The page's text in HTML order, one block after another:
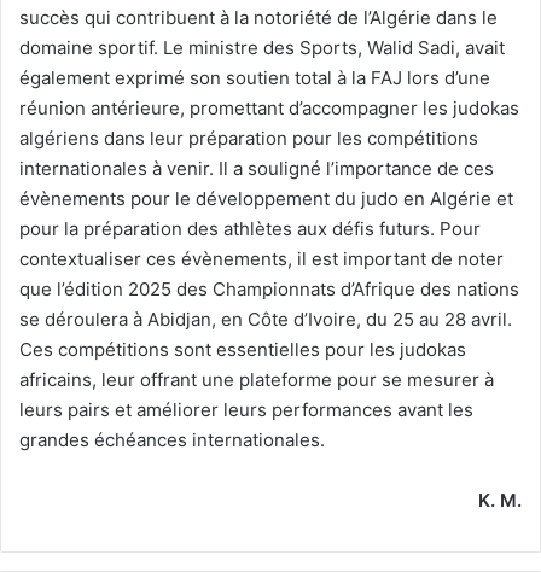
succès qui contribuent à la notoriété de l’Algérie dans le
domaine sportif. Le ministre des Sports, Walid Sadi, avait
également exprimé son soutien total à la FAJ lors d’une
réunion antérieure, promettant d’accompagner les judokas
algériens dans leur préparation pour les compétitions
internationales à venir. Il a souligné l’importance de ces
évènements pour le développement du judo en Algérie et
pour la préparation des athlètes aux défis futurs. Pour
contextualiser ces évènements, il est important de noter
que l’édition 2025 des Championnats d’Afrique des nations
se déroulera à Abidjan, en Côte d’Ivoire, du 25 au 28 avril.
Ces compétitions sont essentielles pour les judokas
africains, leur offrant une plateforme pour se mesurer à
leurs pairs et améliorer leurs performances avant les
grandes échéances internationales.
K. M.